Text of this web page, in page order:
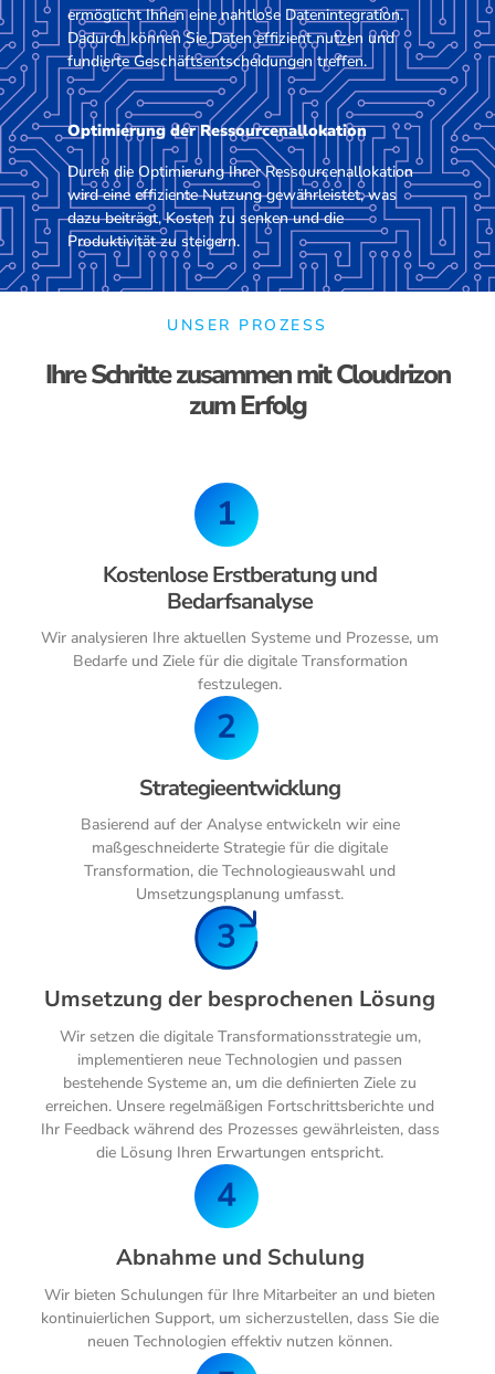
ermöglicht Ihnen eine nahtlose Datenintegration.
Dadurch können Sie Daten effizient nutzen und
fundierte Geschäftsentscheidungen treffen.
Optimierung der Ressourcenallokation
Durch die Optimierung Ihrer Ressourcenallokation
wird eine effiziente Nutzung gewährleistet, was
dazu beiträgt, Kosten zu senken und die
Produktivität zu steigern.
UNSER PROZESS
Ihre Schritte zusammen mit Cloudrizon
zum Erfolg
Kostenlose Erstberatung und
Bedarfsanalyse
Wir analysieren Ihre aktuellen Systeme und Prozesse, um
Bedarfe und Ziele für die digitale Transformation
festzulegen.
Strategieentwicklung
Basierend auf der Analyse entwickeln wir eine
maßgeschneiderte Strategie für die digitale
Transformation, die Technologieauswahl und
Umsetzungsplanung umfasst.
Umsetzung der besprochenen Lösung
Wir setzen die digitale Transformationsstrategie um,
implementieren neue Technologien und passen
bestehende Systeme an, um die definierten Ziele zu
erreichen. Unsere regelmäßigen Fortschrittsberichte und
Ihr Feedback während des Prozesses gewährleisten, dass
die Lösung Ihren Erwartungen entspricht.
Abnahme und Schulung
Wir bieten Schulungen für Ihre Mitarbeiter an und bieten
kontinuierlichen Support, um sicherzustellen, dass Sie die
neuen Technologien effektiv nutzen können.